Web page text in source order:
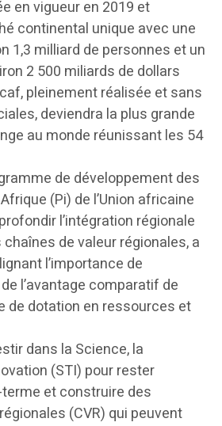
en vigueur en 2019 et
continental unique avec une
1,3 milliard de personnes et un
2 500 miliards de dollars
pleinement réalisée et sans
deviendra la plus grande
au monde réunissant les 54
de développement des
(Pi) de l’Union africaine
l’intégration régionale
de valeur régionales, a
l’importance de
l’avantage comparatif de
de dotation en ressources et
dans la Science, la
(STI) pour rester
et construire des
(CVR) qui peuvent